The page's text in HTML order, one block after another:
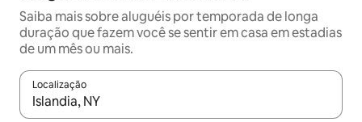
Saiba mais sobre aluguéis por temporada de longa
duração que fazem você se sentir em casa em estadias
de um mês ou mais.
Localização
Quando os resultados estiverem disponíveis, explore-os